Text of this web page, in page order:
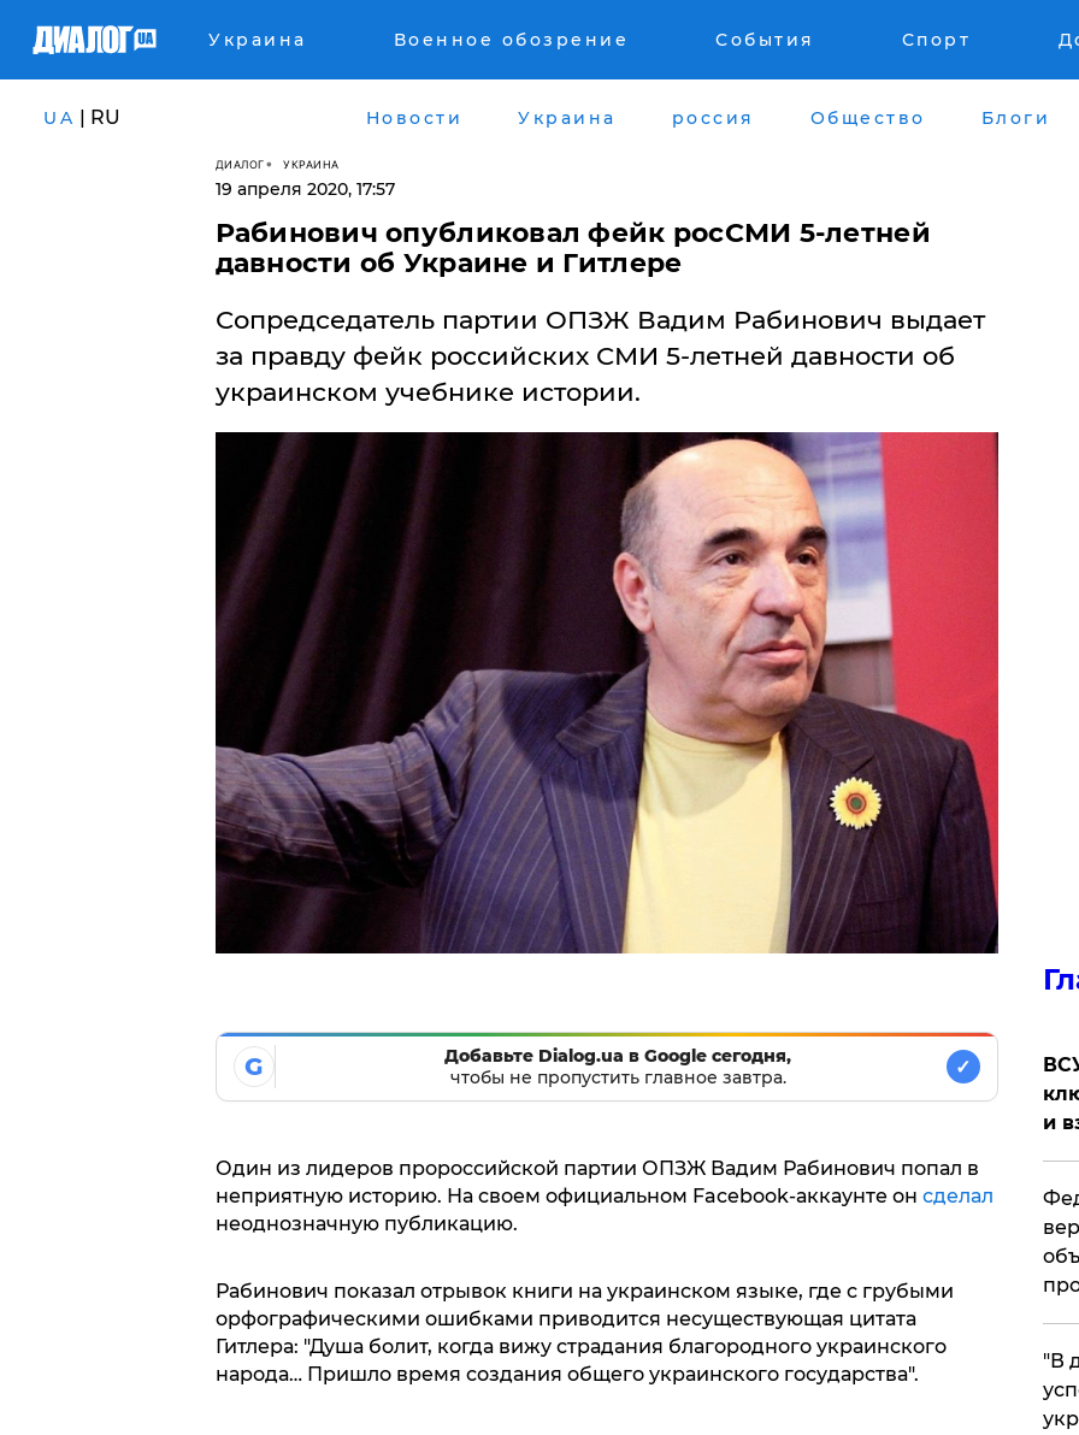
Украина Военное обозрение События Спорт
UA | RU Новости Украина россия Общество Блоги
ДИАЛОГ УКРАИНА
19 апреля 2020, 17:57
​Рабинович опубликовал фейк росСМИ 5-летней
давности об Украине и Гитлере
Сопредседатель партии ОПЗЖ Вадим Рабинович выдает
за правду фейк российских СМИ 5-летней давности об
украинском учебнике истории.
G
Добавьте Dialog.ua в Google сегодня,
чтобы не пропустить главное завтра.
✓
Один из лидеров пророссийской партии ОПЗЖ Вадим Рабинович попал в
неприятную историю. На своем официальном Facebook-аккаунте он сделал
неоднозначную публикацию.
Рабинович показал отрывок книги на украинском языке, где с грубыми
орфографическими ошибками приводится несуществующая цитата
Гитлера: "Душа болит, когда вижу страдания благородного украинского
народа… Пришло время создания общего украинского государства".
и
​"В